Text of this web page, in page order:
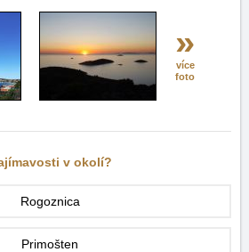
»
více
foto
v okolí?
Rogoznica
Primošten